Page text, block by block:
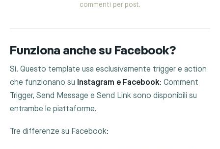
commenti per post.
Funziona anche su Facebook?
Sì. Questo template usa esclusivamente trigger e action
che funzionano su Instagram e Facebook: Comment
Trigger, Send Message e Send Link sono disponibili su
entrambe le piattaforme.
Tre differenze su Facebook: